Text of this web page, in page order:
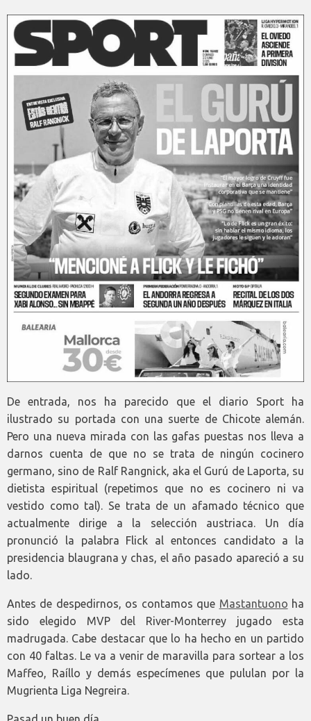
De entrada, nos ha parecido que el diario Sport ha
ilustrado su portada con una suerte de Chicote alemán.
Pero una nueva mirada con las gafas puestas nos lleva a
darnos cuenta de que no se trata de ningún cocinero
germano, sino de Ralf Rangnick, aka el Gurú de Laporta, su
dietista espiritual (repetimos que no es cocinero ni va
vestido como tal). Se trata de un afamado técnico que
actualmente dirige a la selección austriaca. Un día
pronunció la palabra Flick al entonces candidato a la
presidencia blaugrana y chas, el año pasado apareció a su
lado.
Antes de despedirnos, os contamos que Mastantuono ha
sido elegido MVP del River-Monterrey jugado esta
madrugada. Cabe destacar que lo ha hecho en un partido
con 40 faltas. Le va a venir de maravilla para sortear a los
Maffeo, Raíllo y demás especímenes que pululan por la
Mugrienta Liga Negreira.